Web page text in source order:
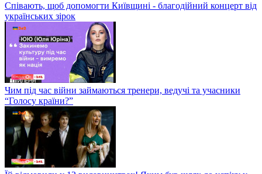
Співають, щоб допомогти Київщині - благодійний концерт від
українських зірок
Чим під час війни займаються тренери, ведучі та учасники
“Голосу країни?”